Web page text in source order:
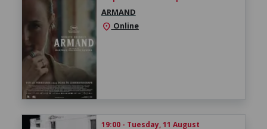
ARMAND
location_on Online
19:00 - Tuesday, 11 August